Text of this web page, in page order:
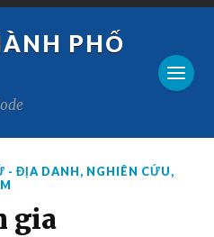
PHỐ
- ĐỊA DANH, NGHIÊN CỨU,
gia